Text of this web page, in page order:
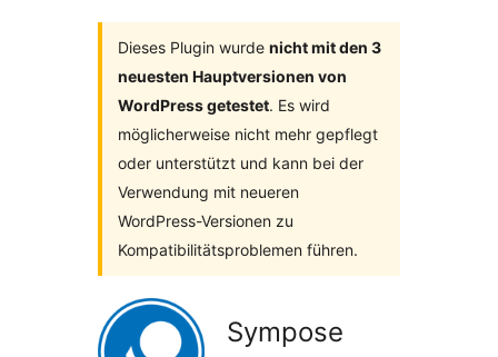
Dieses Plugin wurde nicht mit den 3
neuesten Hauptversionen von
WordPress getestet. Es wird
möglicherweise nicht mehr gepflegt
oder unterstützt und kann bei der
Verwendung mit neueren
WordPress-Versionen zu
Kompatibilitätsproblemen führen.
Sympose